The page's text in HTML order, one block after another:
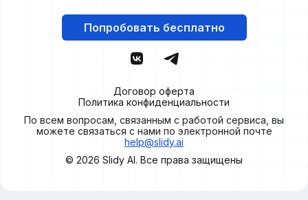
Попробовать бесплатно
Договор оферта
Политика конфиденциальности
По всем вопросам, связанным с работой сервиса, вы
можете связаться с нами по электронной почте
help@slidy.ai
© 2026 Slidy AI. Все права защищены